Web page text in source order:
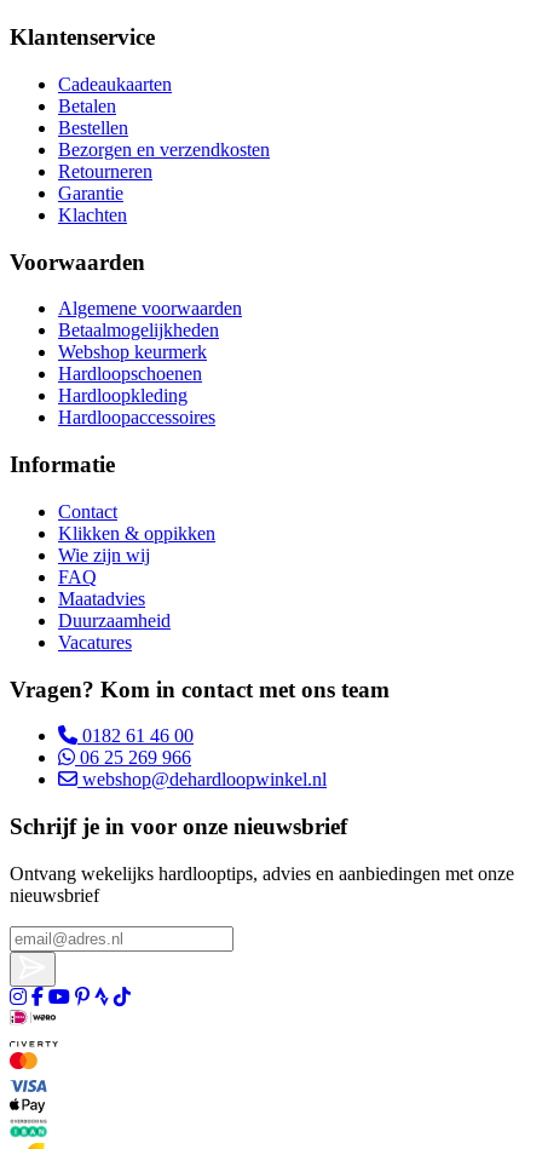
Klantenservice
Cadeaukaarten
Betalen
Bestellen
Bezorgen en verzendkosten
Retourneren
Garantie
Klachten
Voorwaarden
Algemene voorwaarden
Betaalmogelijkheden
Webshop keurmerk
Hardloopschoenen
Hardloopkleding
Hardloopaccessoires
Informatie
Contact
Klikken & oppikken
Wie zijn wij
FAQ
Maatadvies
Duurzaamheid
Vacatures
Vragen? Kom in contact met ons team
0182 61 46 00
06 25 269 966
webshop@dehardloopwinkel.nl
Schrijf je in voor onze nieuwsbrief
Ontvang wekelijks hardlooptips, advies en aanbiedingen met onze
nieuwsbrief